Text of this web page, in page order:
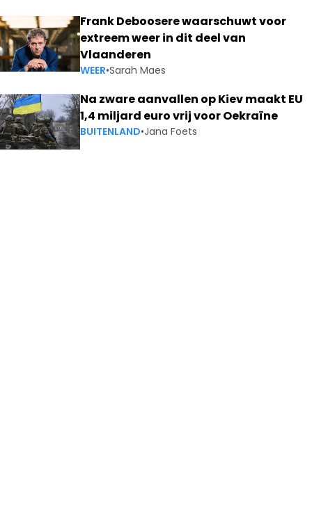
Frank Deboosere waarschuwt voor
extreem weer in dit deel van
Vlaanderen
WEER•Sarah Maes
Na zware aanvallen op Kiev maakt EU
1,4 miljard euro vrij voor Oekraïne
BUITENLAND•Jana Foets